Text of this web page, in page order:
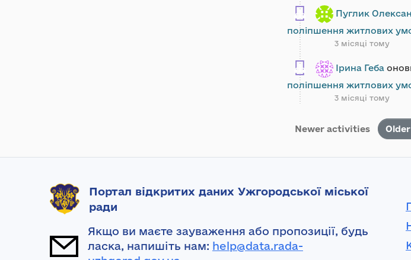
Пуглик
поліпшення житлових
3 місяці тому
Ірина Геба
поліпшення житлових
3 місяці тому
Newer activities
Портал відкритих даних Ужгородської міської
ради
Якщо ви маєте зауваження або пропозиції, будь
ласка, напишіть нам: help@data.rada-